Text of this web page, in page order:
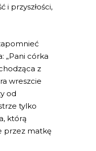
i przyszłości,
„Pani córka
z
wreszcie
od
tylko
którą
przez matkę